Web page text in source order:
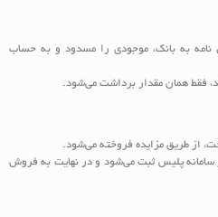
نامه به بانک، موجودی را مسدود و به حساب
فقط همان مقدار برداشت می‌شود.
از طریق مزایده فروخته می‌شود.
سامانه پلیس ثبت می‌شود و در نهایت به فروش